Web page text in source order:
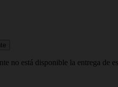
no está disponible la entrega de